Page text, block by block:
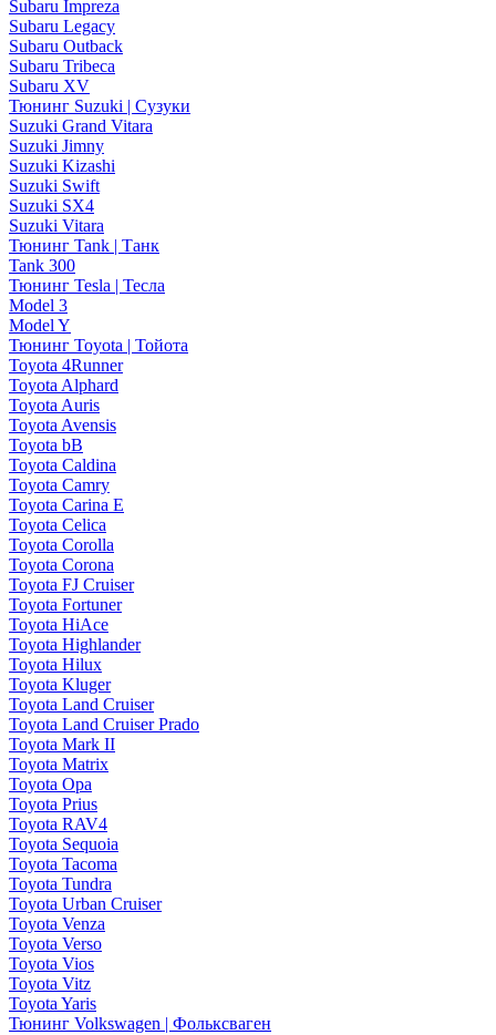
Subaru Impreza
Subaru Legacy
Subaru Outback
Subaru Tribeca
Subaru XV
Тюнинг Suzuki | Сузуки
Suzuki Grand Vitara
Suzuki Jimny
Suzuki Kizashi
Suzuki Swift
Suzuki SX4
Suzuki Vitara
Тюнинг Tank | Танк
Tank 300
Тюнинг Tesla | Тесла
Model 3
Model Y
Тюнинг Toyota | Тойота
Toyota 4Runner
Toyota Alphard
Toyota Auris
Toyota Avensis
Toyota bB
Toyota Caldina
Toyota Camry
Toyota Carina E
Toyota Celica
Toyota Corolla
Toyota Corona
Toyota FJ Cruiser
Toyota Fortuner
Toyota HiAce
Toyota Highlander
Toyota Hilux
Toyota Kluger
Toyota Land Cruiser
Toyota Land Cruiser Prado
Toyota Mark II
Toyota Matrix
Toyota Opa
Toyota Prius
Toyota RAV4
Toyota Sequoia
Toyota Tacoma
Toyota Tundra
Toyota Urban Cruiser
Toyota Venza
Toyota Verso
Toyota Vios
Toyota Vitz
Toyota Yaris
Тюнинг Volkswagen | Фольксваген